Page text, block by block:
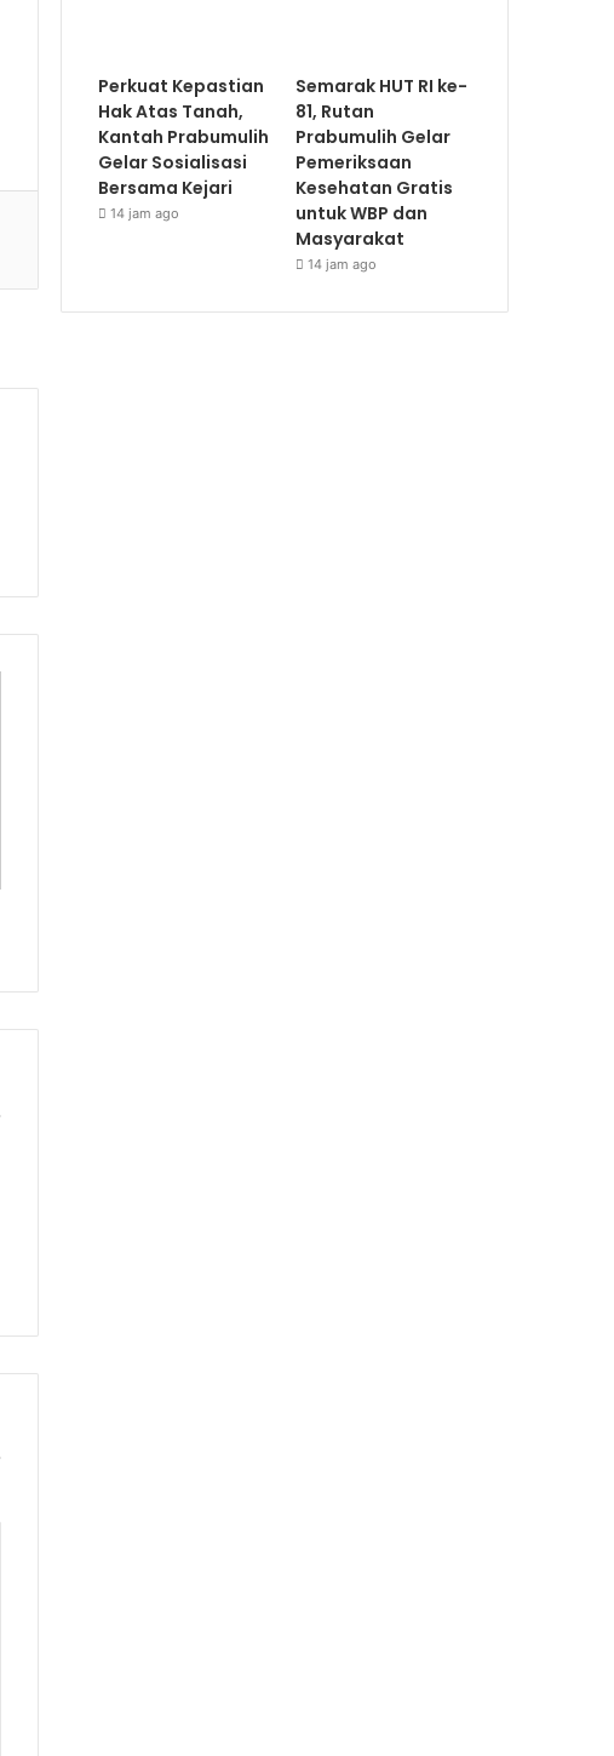
Perkuat Kepastian
Hak Atas Tanah,
Kantah Prabumulih
Gelar Sosialisasi
Bersama Kejari
14 jam ago
Semarak HUT RI ke-
81, Rutan
Prabumulih Gelar
Pemeriksaan
Kesehatan Gratis
untuk WBP dan
Masyarakat
14 jam ago